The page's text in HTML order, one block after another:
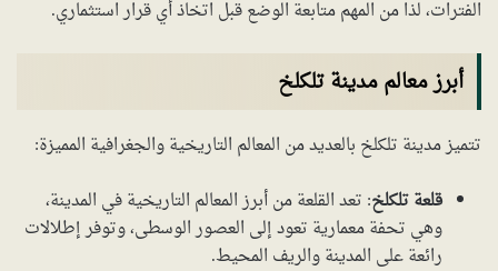
الفترات، لذا من المهم متابعة الوضع قبل اتخاذ أي قرار استثماري.
أبرز معالم مدينة تلكلخ
تتميز مدينة تلكلخ بالعديد من المعالم التاريخية والجغرافية المميزة:
قلعة تلكلخ: تعد القلعة من أبرز المعالم التاريخية في المدينة،
وهي تحفة معمارية تعود إلى العصور الوسطى، وتوفر إطلالات
رائعة على المدينة والريف المحيط.